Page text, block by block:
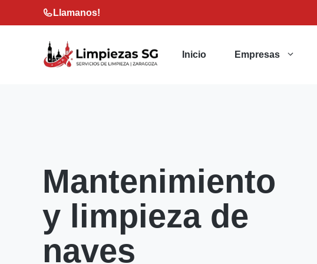
al
Llamanos!
Inicio Empresas
Mantenimiento
y limpieza de
naves